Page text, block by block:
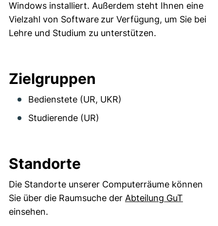
Windows installiert. Außerdem steht Ihnen eine
Vielzahl von Software zur Verfügung, um Sie bei
Lehre und Studium zu unterstützen.
Zielgruppen
Bedienstete (UR, UKR)
Studierende (UR)
Standorte
Die Standorte unserer Computerräume können
Sie über die Raumsuche der Abteilung GuT
einsehen.